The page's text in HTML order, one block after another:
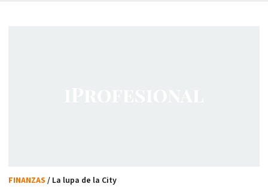
FINANZAS / La lupa de la City